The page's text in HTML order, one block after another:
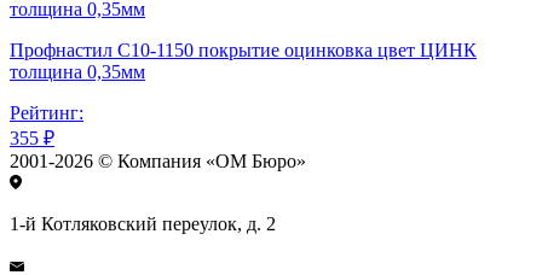
Профнастил С10-1150 покрытие оцинковка цвет ЦИНК
толщина 0,35мм
Рейтинг:
355 ₽
2001-2026 © Компания «ОМ Бюро»
1-й Котляковский переулок, д. 2